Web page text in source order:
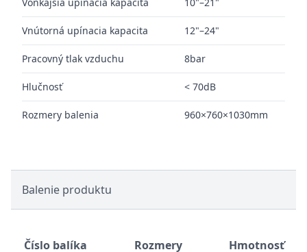
Vnútorná upínacia kapacita 12"–24"
Pracovný tlak vzduchu 8bar
Hlučnosť < 70dB
Rozmery balenia 960×760×1030mm
Balenie produktu
Číslo balíka Rozmery
Hmotnosť